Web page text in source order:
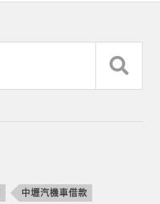
中壢汽機車借款